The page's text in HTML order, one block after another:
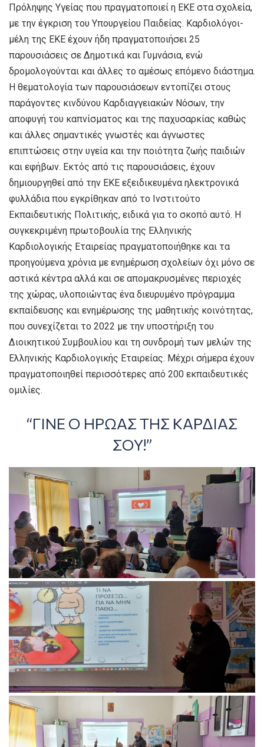
Πρόληψης Υγείας που πραγματοποιεί η ΕΚΕ στα σχολεία,
με την έγκριση του Υπουργείου Παιδείας. Καρδιολόγοι-
μέλη της ΕΚΕ έχουν ήδη πραγματοποιήσει 25
παρουσιάσεις σε Δημοτικά και Γυμνάσια, ενώ
δρομολογούνται και άλλες το αμέσως επόμενο διάστημα.
Η θεματολογία των παρουσιάσεων εντοπίζει στους
παράγοντες κινδύνου Καρδιαγγειακών Νόσων, την
αποφυγή του καπνίσματος και της παχυσαρκίας καθώς
και άλλες σημαντικές γνωστές και άγνωστες
επιπτώσεις στην υγεία και την ποιότητα ζωής παιδιών
και εφήβων. Εκτός από τις παρουσιάσεις, έχουν
δημιουργηθεί από την ΕΚΕ εξειδικευμένα ηλεκτρονικά
φυλλάδια που εγκρίθηκαν από το Ινστιτούτο
Εκπαιδευτικής Πολιτικής, ειδικά για το σκοπό αυτό. Η
συγκεκριμένη πρωτοβουλία της Ελληνικής
Καρδιολογικής Εταιρείας πραγματοποιήθηκε και τα
προηγούμενα χρόνια με ενημέρωση σχολείων όχι μόνο σε
αστικά κέντρα αλλά και σε απομακρυσμένες περιοχές
της χώρας, υλοποιώντας ένα διευρυμένο πρόγραμμα
εκπαίδευσης και ενημέρωσης της μαθητικής κοινότητας,
που συνεχίζεται το 2022 με την υποστήριξη του
Διοικητικού Συμβουλίου και τη συνδρομή των μελών της
Ελληνικής Καρδιολογικής Εταιρείας. Μέχρι σήμερα έχουν
πραγματοποιηθεί περισσότερες από 200 εκπαιδευτικές
ομιλίες.
“ΓΙΝΕ Ο ΗΡΩΑΣ ΤΗΣ ΚΑΡΔΙΑΣ
ΣΟΥ!”